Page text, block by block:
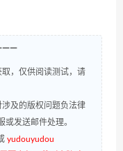
，仅供阅读测试，请
及的版权问题负法律
或发送邮件处理。
yudouyudou